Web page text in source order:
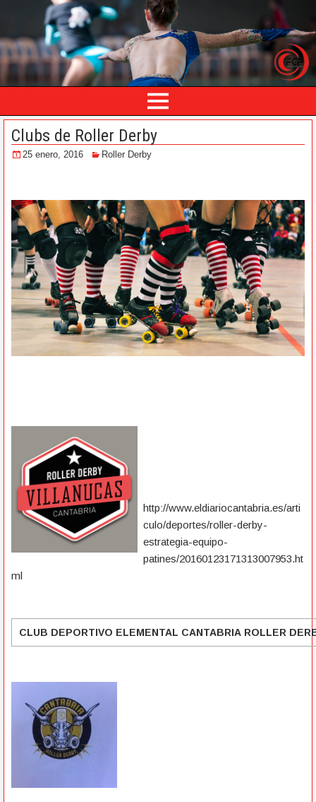
Clubs de Roller Derby
25 enero, 2016 Roller Derby
http://www.eldiariocantabria.es/arti
culo/deportes/roller-derby-
estrategia-equipo-
patines/20160123171313007953.ht
ml
CLUB DEPORTIVO ELEMENTAL CANTABRIA ROLLER